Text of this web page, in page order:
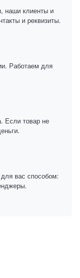
наши клиенты и
и реквизиты.
Работаем для
Если товар не
вас способом: